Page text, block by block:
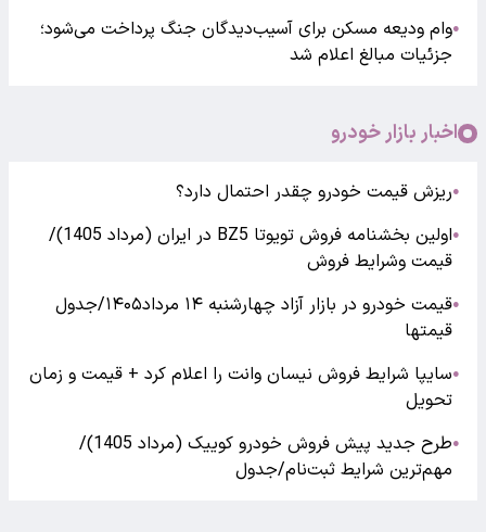
●وام ودیعه مسکن برای آسیب‌دیدگان جنگ پرداخت می‌شود؛
جزئیات مبالغ اعلام شد
اخبار بازار خودرو
●ریزش قیمت خودرو چقدر احتمال دارد؟
●
اولین بخشنامه فروش تویوتا BZ5 در ایران (مرداد 1405)/
قیمت وشرایط فروش
●
قیمت خودرو در بازار آزاد چهارشنبه ۱۴ مرداد۱۴۰۵/جدول
قیمتها
●سایپا شرایط فروش نیسان وانت را اعلام کرد + قیمت و زمان
تحویل
●
طرح جدید پیش فروش خودرو کوییک (مرداد 1405)/
مهم‌ترین شرایط ثبت‌نام/جدول